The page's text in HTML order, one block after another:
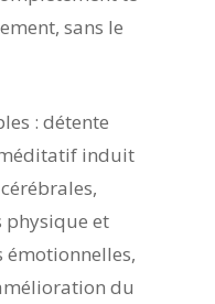
sans le
: détente
induit
physique et
du